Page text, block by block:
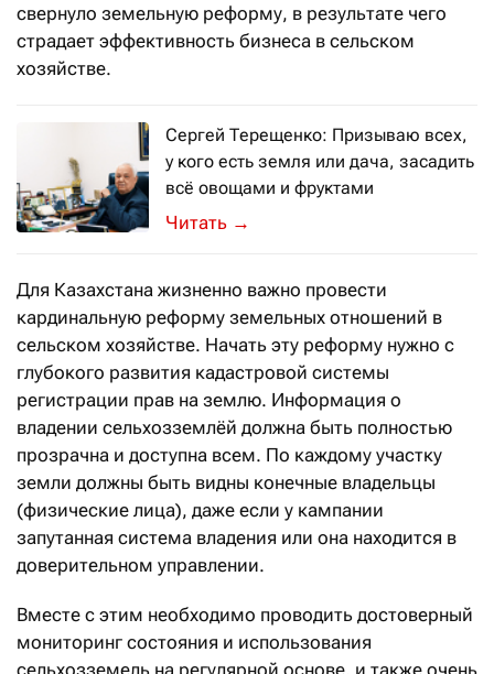
свернуло земельную реформу, в результате чего
страдает эффективность бизнеса в сельском
хозяйстве.
Сергей Терещенко: Призываю всех,
у кого есть земля или дача, засадить
всё овощами и фруктами
Политик и бизнесмен рассказал о
→
Для Казахстана жизненно важно провести
кардинальную реформу земельных отношений в
сельском хозяйстве. Начать эту реформу нужно с
глубокого развития кадастровой системы
регистрации прав на землю. Информация о
владении сельхозземлёй должна быть полностью
прозрачна и доступна всем. По каждому участку
земли должны быть видны конечные владельцы
(физические лица), даже если у кампании
запутанная система владения или она находится в
доверительном управлении.
Вместе с этим необходимо проводить достоверный
мониторинг состояния и использования